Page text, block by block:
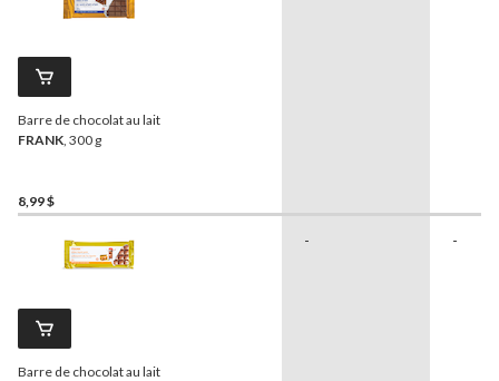
Barre de chocolat au lait
FRANK , 300 g
8,99 $
Barre de chocolat au lait
- -